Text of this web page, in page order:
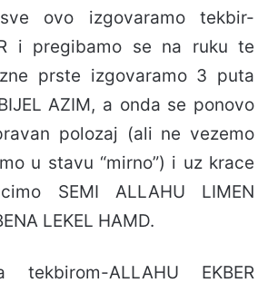
ovo izgovaramo tekbir-
i pregibamo se na ruku te
prste izgovaramo 3 puta
AZIM, a onda se ponovo
polozaj (ali ne vezemo
u stavu “mirno”) i uz krace
SEMI ALLAHU LIMEN
LEKEL HAMD.
ALLAHU EKBER